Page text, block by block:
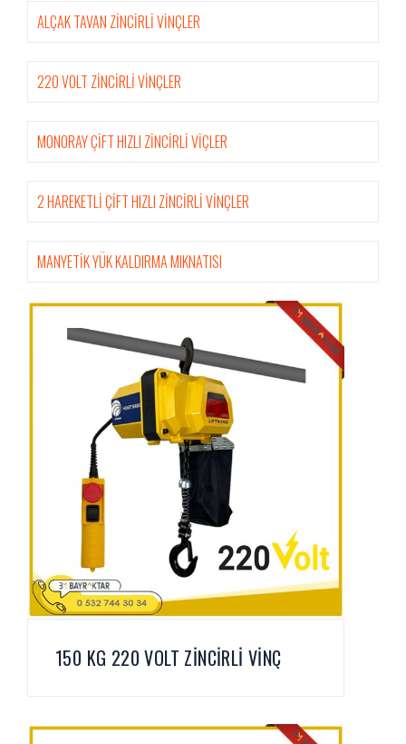
ALÇAK TAVAN ZİNCİRLİ VİNÇLER
220 VOLT ZİNCİRLİ VİNÇLER
MONORAY ÇİFT HIZLI ZİNCİRLİ VİÇLER
2 HAREKETLİ ÇİFT HIZLI ZİNCİRLİ VİNÇLER
MANYETİK YÜK KALDIRMA MIKNATISI
150 KG 220 VOLT ZİNCİRLİ VİNÇ